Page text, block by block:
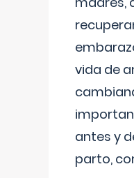
vida de
antes y
parto,